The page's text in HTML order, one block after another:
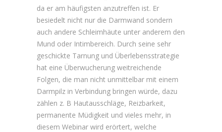
da er am häufigsten anzutreffen ist. Er
besiedelt nicht nur die Darmwand sondern
auch andere Schleimhäute unter anderem den
Mund oder Intimbereich. Durch seine sehr
geschickte Tarnung und Überlebensstrategie
hat eine Überwucherung weitreichende
Folgen, die man nicht unmittelbar mit einem
Darmpilz in Verbindung bringen würde, dazu
zählen z. B Hautausschläge, Reizbarkeit,
permanente Müdigkeit und vieles mehr, in
diesem Webinar wird erörtert, welche